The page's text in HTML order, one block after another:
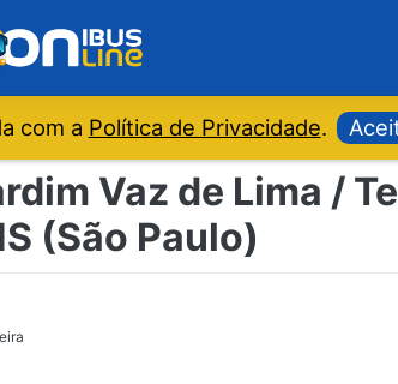
com a Política de Privacidade.
Vaz de Lima /
(São Paulo)